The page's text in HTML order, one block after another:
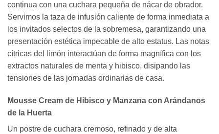
continua con una cuchara pequeña de nácar de obrador.
Servimos la taza de infusión caliente de forma inmediata a
los invitados selectos de la sobremesa, garantizando una
presentación estética impecable de alto estatus. Las notas
cítricas del limón interactúan de forma magnífica con los
extractos naturales de menta y hibisco, disipando las
tensiones de las jornadas ordinarias de casa.
Mousse Cream de Hibisco y Manzana con Arándanos
de la Huerta
Un postre de cuchara cremoso, refinado y de alta